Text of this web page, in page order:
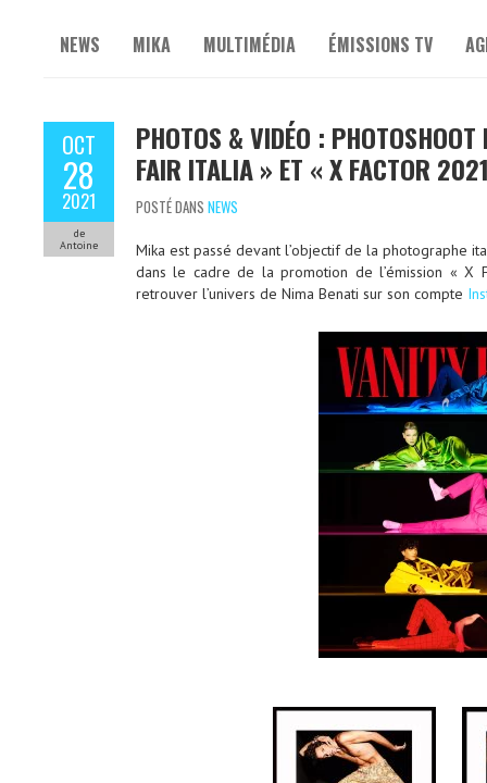
NEWS MIKA MULTIMÉDIA ÉMISSIONS TV
OCT
28
2021
de
Antoine
PHOTOS & VIDÉO :
FAIR ITALIA » ET « X FACTOR
POSTÉ DANS NEWS
Mika est passé devant l’objectif de la photographe
dans le cadre de la promotion de l’émission « X
retrouver l’univers de Nima Benati sur son compte